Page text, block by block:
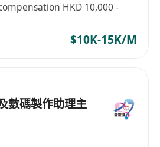
HKD 10,000 -
$10K-15K/M
數碼製作助理主